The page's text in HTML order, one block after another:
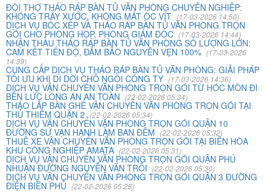
ĐỘI THỢ THÁO RÁP BÀN TỦ VĂN PHÒNG CHUYÊN NGHIỆP:
KHÔNG TRẦY XƯỚC, KHÔNG MẤT ỐC VÍT (17-03-2026 14:50)
DỊCH VỤ BỐC XẾP VÀ THÁO RÁP BÀN TỦ VĂN PHÒNG TRỌN
GÓI CHO PHÒNG HỌP, PHÒNG GIÁM ĐỐC (17-03-2026 14:44)
NHẬN THẦU THÁO RÁP BÀN TỦ VĂN PHÒNG SỐ LƯỢNG LỚN:
CAM KẾT TIẾN ĐỘ, ĐẢM BẢO NGUYÊN VẸN 100% (17-03-2026
14:39)
CUNG CẤP DỊCH VỤ THÁO RÁP BÀN TỦ VĂN PHÒNG: GIẢI PHÁP
TỐI ƯU KHI DI DỜI CHỖ NGỒI CÔNG TY (17-03-2026 14:36)
DỊCH VỤ VẬN CHUYỂN VĂN PHÒNG TRỌN GÓI TỪ HÓC MÔN ĐI
BẾN LỨC LONG AN AN TOÀN (22-02-2026 05:34)
THÁO LẮP BÀN GHẾ VẬN CHUYỂN VĂN PHÒNG TRỌN GÓI TẠI
THỦ THIÊM QUẬN 2 (22-02-2026 05:34)
DỊCH VỤ VẬN CHUYỂN VĂN PHÒNG TRỌN GÓI QUẬN 10
ĐƯỜNG SƯ VẠN HẠNH LÀM BAN ĐÊM (22-02-2026 05:32)
THUÊ XE VẬN CHUYỂN VĂN PHÒNG TRỌN GÓI TẠI BIÊN HÒA
KHU CÔNG NGHIỆP AMATA (22-02-2026 05:31)
DỊCH VỤ VẬN CHUYỂN VĂN PHÒNG TRỌN GÓI QUẬN PHÚ
NHUẬN ĐƯỜNG NGUYỄN VĂN TRỖI (22-02-2026 05:30)
DỊCH VỤ VẬN CHUYỂN VĂN PHÒNG TRỌN GÓI QUẬN 3 ĐƯỜNG
ĐIỆN BIÊN PHỦ (22-02-2026 05:28)
Phạm Minh Tuấn
232/2 Cộng Hòa, P.13, Q. Tân Bình
Vợ chồng tôi vừa chuyển về nhà mới ở Chưng cư Thái An
về quận 2. Tôi được biết dịch vụ của Khôi Nguyên đã lâu
và đến nay đã sử dụng dịch vụ chuyển nhà này. Tôi xin
chúng công ty ngày càng phát triển và nâng cao chất
lượng dịch vụ
Mai Hương
Vĩnh Lộc A - Bình Chánh
Công ty Khôi Nguyên chuyển hàng của cô bao bọc đóng
gói rất cẩn thận. Cô rất hài lòng